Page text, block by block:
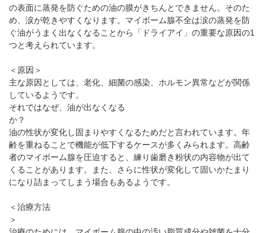
の表面に蒸発を防ぐための油の膜がきちんとできません。そのた
め、涙が乾きやすくなります。マイボーム腺不全は涙の蒸発を防
ぐ油がうまく出なくなることから「ドライアイ」の重要な原因の1
つと考えられています。
＜原因＞
主な原因としては、老化、細菌の感染、ホルモン異常などが関係
しているようです。
それではなぜ、油が出なくなる
か？
油の性状が変化し固まりやすくなるためだと言われています。年
齢を重ねることで機能が低下するケースが多くみられます。高齢
者のマイボーム腺を圧迫すると、練り歯磨き粉状の内容物が出て
くることがあります。また、さらに性状が変化して固いかたまり
になり詰まってしまう場合もあるようです。
＜治療方法
＞